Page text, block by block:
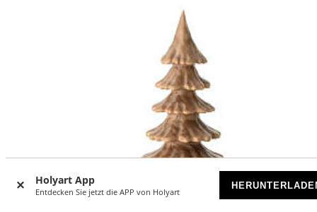
Holyart App
Entdecken Sie jetzt die APP von Holyart